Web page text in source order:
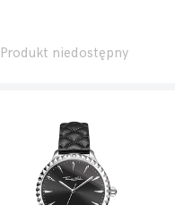
Produkt niedostępny